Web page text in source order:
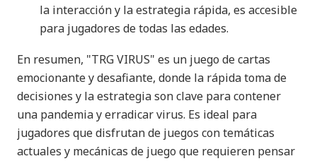
la interacción y la estrategia rápida, es accesible
para jugadores de todas las edades​​.
En resumen, "TRG VIRUS" es un juego de cartas
emocionante y desafiante, donde la rápida toma de
decisiones y la estrategia son clave para contener
una pandemia y erradicar virus. Es ideal para
jugadores que disfrutan de juegos con temáticas
actuales y mecánicas de juego que requieren pensar